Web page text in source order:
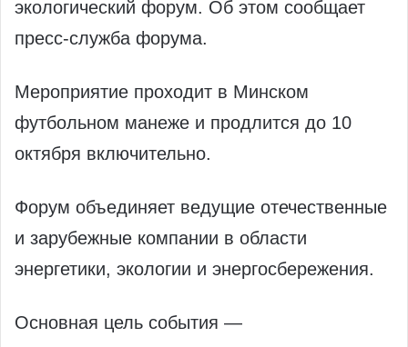
экологический форум. Об этом сообщает
пресс-служба форума.
Мероприятие проходит в Минском
футбольном манеже и продлится до 10
октября включительно.
Форум объединяет ведущие отечественные
и зарубежные компании в области
энергетики, экологии и энергосбережения.
Основная цель события —